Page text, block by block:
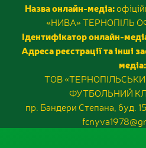
Назва онлайн-медіа:
«НИВА» ТЕРНОПІЛЬ
Ідентифікатор онлайн-
Адреса реєстрації та інші
медіа:
ТОВ
ФУТБОЛЬНИЙ
пр. Бандери Степана, буд.